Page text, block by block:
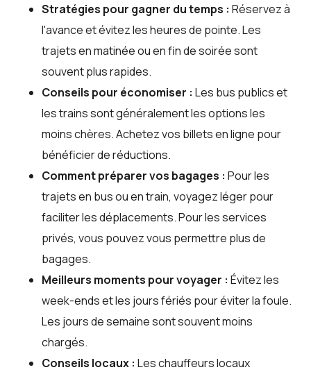
Stratégies pour gagner du temps : Réservez à
l'avance et évitez les heures de pointe. Les
trajets en matinée ou en fin de soirée sont
souvent plus rapides.
Conseils pour économiser : Les bus publics et
les trains sont généralement les options les
moins chères. Achetez vos billets en ligne pour
bénéficier de réductions.
Comment préparer vos bagages : Pour les
trajets en bus ou en train, voyagez léger pour
faciliter les déplacements. Pour les services
privés, vous pouvez vous permettre plus de
bagages.
Meilleurs moments pour voyager : Évitez les
week-ends et les jours fériés pour éviter la foule.
Les jours de semaine sont souvent moins
chargés.
Conseils locaux : Les chauffeurs locaux